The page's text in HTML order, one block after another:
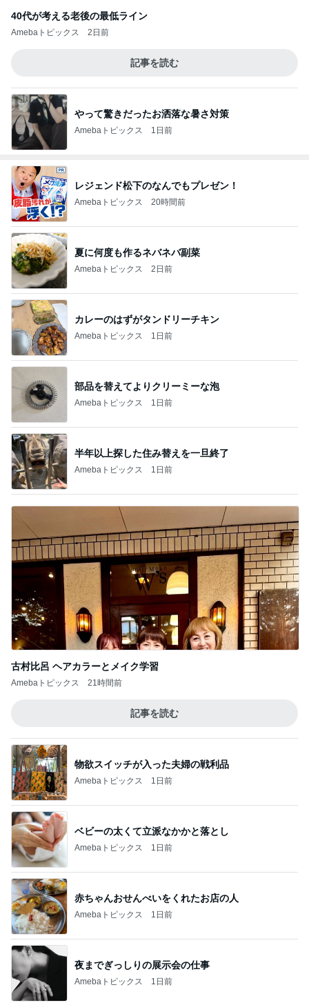
40代が考える老後の最低ライン
Amebaトピックス 2日前
記事を読む
やって驚きだったお洒落な暑さ対策
Amebaトピックス 1日前
レジェンド松下のなんでもプレゼン！
Amebaトピックス 20時間前
夏に何度も作るネバネバ副菜
Amebaトピックス 2日前
カレーのはずがタンドリーチキン
Amebaトピックス 1日前
部品を替えてよりクリーミーな泡
Amebaトピックス 1日前
半年以上探した住み替えを一旦終了
Amebaトピックス 1日前
古村比呂 ヘアカラーとメイク学習
Amebaトピックス 21時間前
記事を読む
物欲スイッチが入った夫婦の戦利品
Amebaトピックス 1日前
ベビーの太くて立派なかかと落とし
Amebaトピックス 1日前
赤ちゃんおせんべいをくれたお店の人
Amebaトピックス 1日前
夜までぎっしりの展示会の仕事
Amebaトピックス 1日前